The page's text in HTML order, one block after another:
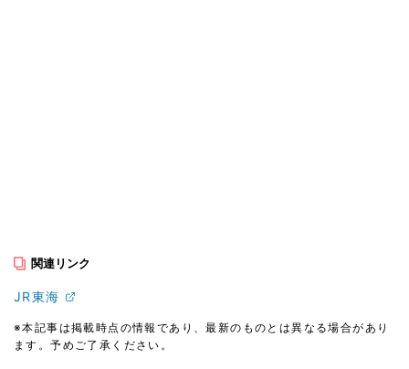
関連リンク
JR東海
※本記事は掲載時点の情報であり、最新のものとは異なる場合があり
ます。予めご了承ください。